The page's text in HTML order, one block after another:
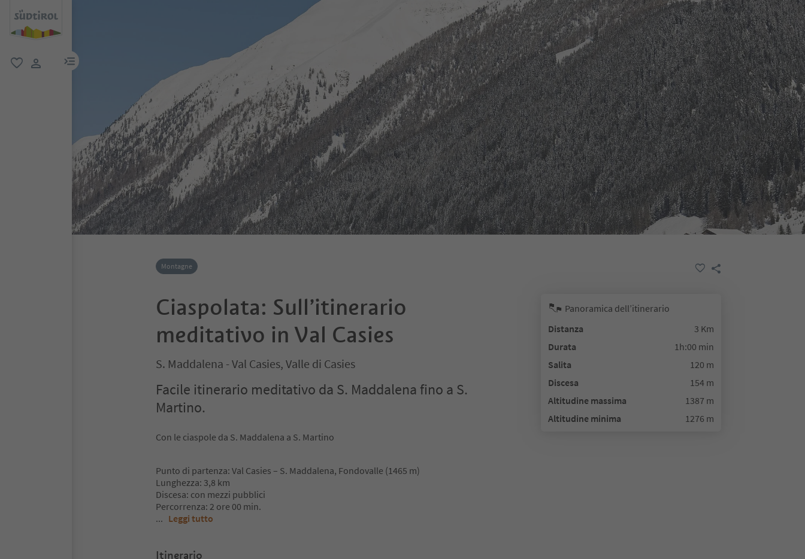
menu link
Montagne
Ciaspolata: Sull’itinerario
meditativo in Val Casies
S. Maddalena - Val Casies, Valle di Casies
Facile itinerario meditativo da S. Maddalena fino a S.
Martino.
Con le ciaspole da S. Maddalena a S. Martino
Punto di partenza: Val Casies – S. Maddalena, Fondovalle (1465 m)
Lunghezza: 3,8 km
Discesa: con mezzi pubblici
Percorrenza: 2 ore 00 min.
... Leggi tutto
Itinerario
Panoramica dell’itinerario
Distanza
3 Km
Durata
1h:00 min
Salita
120 m
Discesa
154 m
Altitudine massima
1387 m
Altitudine minima
1276 m